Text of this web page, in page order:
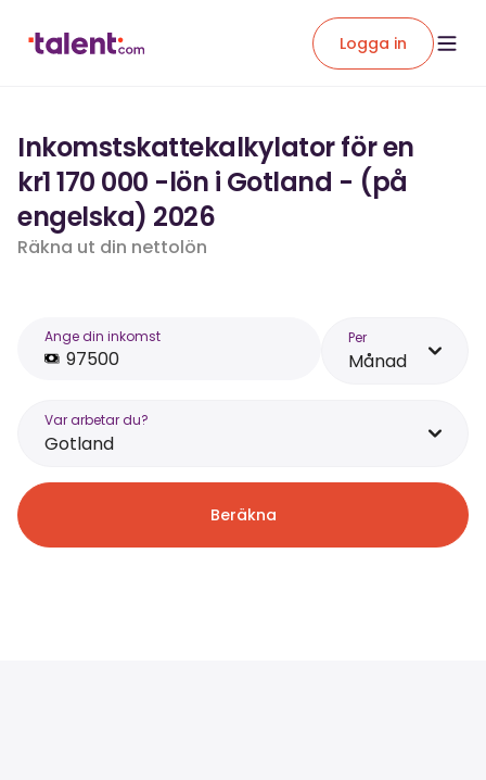
Logga in
Inkomstskattekalkylator för en
kr1 170 000 -lön i Gotland - (på
engelska) 2026
Räkna ut din nettolön
Ange din inkomst Per
Månad
Var arbetar du?
Gotland
Beräkna